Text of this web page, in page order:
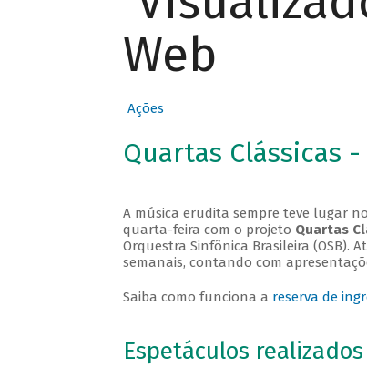
Web
Ações
Quartas Clássicas
A música erudita sempre teve lugar
quarta-feira com o projeto Quartas
Orquestra Sinfônica Brasileira (OSB).
semanais, contando com
Saiba como funciona a reserva de
Espetáculos realizados